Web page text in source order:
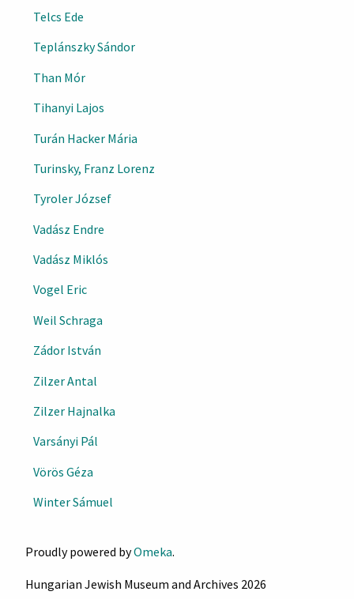
Telcs Ede
Teplánszky Sándor
Than Mór
Tihanyi Lajos
Turán Hacker Mária
Turinsky, Franz Lorenz
Tyroler József
Vadász Endre
Vadász Miklós
Vogel Eric
Weil Schraga
Zádor István
Zilzer Antal
Zilzer Hajnalka
Varsányi Pál
Vörös Géza
Winter Sámuel
Proudly powered byOmeka.
Hungarian Jewish Museum and Archives 2026